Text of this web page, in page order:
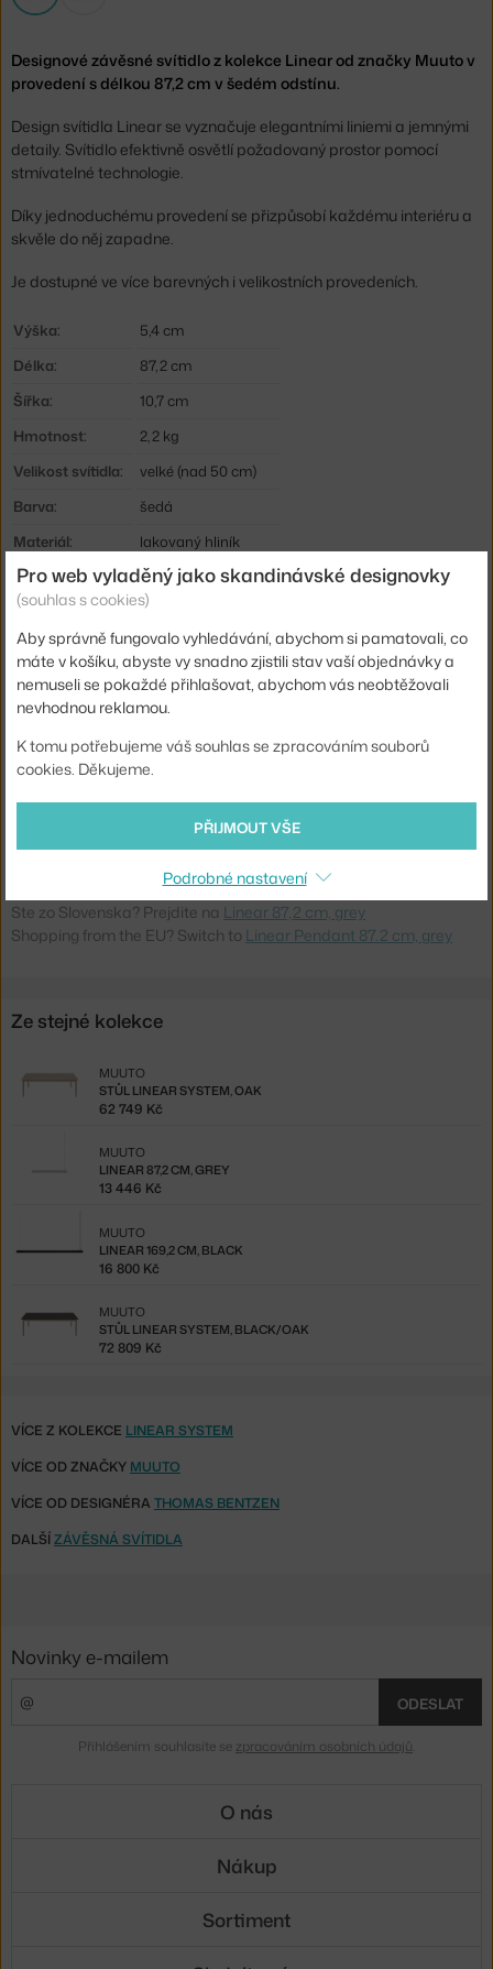
Designové závěsné svítidlo z kolekce Linear od značky Muuto v
provedení s délkou 87,2 cm v šedém odstínu.
Design svítidla Linear se vyznačuje elegantními liniemi a jemnými
detaily. Svítidlo efektivně osvětlí požadovaný prostor pomocí
stmívatelné technologie.
Díky jednoduchému provedení se přizpůsobí každému interiéru a
skvěle do něj zapadne.
Je dostupné ve více barevných i velikostních provedeních.
Výška:
5,4 cm
Délka:
87,2 cm
Šířka:
10,7 cm
Hmotnost:
2,2 kg
Velikost svítidla:
velké (nad 50 cm)
Barva:
šedá
Materiál:
lakovaný hliník
Délka kabelu:
4 m
Krytí:
IP20
Hlavní materiál:
kov
Patice / zdroj:
vestavěný LED zdroj
Stmívatelné:
ano
Distribuce světla: přímé osvětlení
MUU-LLPEN8702
Ste zo Slovenska? Prejdite na Linear 87,2 cm, grey
Shopping from the EU? Switch to Linear Pendant 87.2 cm, grey
Ze stejné kolekce
STŮL LINEAR SYSTEM, OAK
MUUTO
62 749 Kč
LINEAR 87,2 CM, GREY
MUUTO
13 446 Kč
LINEAR 169,2 CM, BLACK
MUUTO
16 800 Kč
STŮL LINEAR SYSTEM, BLACK/OAK
MUUTO
72 809 Kč
VÍCE Z KOLEKCE LINEAR SYSTEM
VÍCE OD ZNAČKY MUUTO
VÍCE OD DESIGNÉRA THOMAS BENTZEN
DALŠÍZÁVĚSNÁ SVÍTIDLA
Pro web vyladěný jako skandinávské designovky
(souhlas s cookies)
Aby správně fungovalo vyhledávání, abychom si pamatovali, co
máte v košíku, abyste vy snadno zjistili stav vaší objednávky a
nemuseli se pokaždé přihlašovat, abychom vás neobtěžovali
nevhodnou reklamou.
K tomu potřebujeme váš souhlas se zpracováním souborů
cookies. Děkujeme.
PŘIJMOUT VŠE
Podrobné nastavení
Novinky e-mailem
ODESLAT
Přihlášením souhlasíte se zpracováním osobních údajů
O nás
Nákup
Sortiment